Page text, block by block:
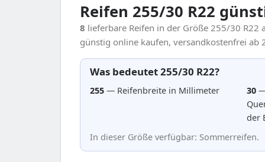
Reifen 255/30 R22
8 lieferbare Reifen in der Größe 255/30 R22
günstig online kaufen, versandkostenfrei ab
Was bedeutet 255/30 R22?
255 — Reifenbreite in Millimeter 30—
der
In dieser Größe verfügbar: Sommerreifen.